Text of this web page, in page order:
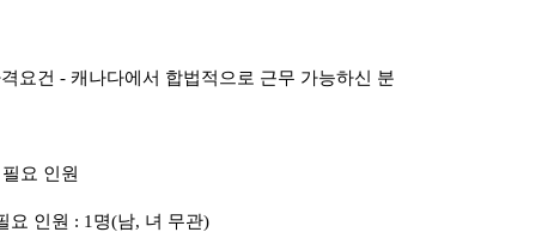
요건 - 캐나다에서 합법적으로 근무 가능하신 분
요 인원
요 인원 : 1명(남, 녀 무관)